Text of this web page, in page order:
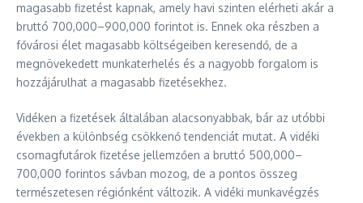
magasabb fizetést kapnak, amely havi szinten elérheti akár a
bruttó 700,000–900,000 forintot is. Ennek oka részben a
fővárosi élet magasabb költségeiben keresendő, de a
megnövekedett munkaterhelés és a nagyobb forgalom is
hozzájárulhat a magasabb fizetésekhez.
Vidéken a fizetések általában alacsonyabbak, bár az utóbbi
években a különbség csökkenő tendenciát mutat. A vidéki
csomagfutárok fizetése jellemzően a bruttó 500,000–
700,000 forintos sávban mozog, de a pontos összeg
természetesen régiónként változik. A vidéki munkavégzés